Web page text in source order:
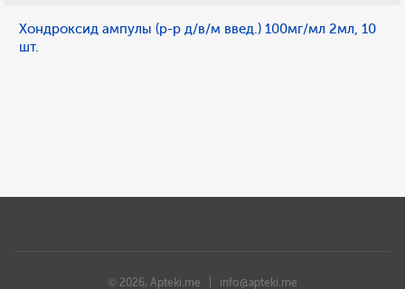
Хондроксид ампулы (р-р д/в/м введ.) 100мг/мл 2мл, 10
шт.
© 2026, Apteki.me | info@apteki.me